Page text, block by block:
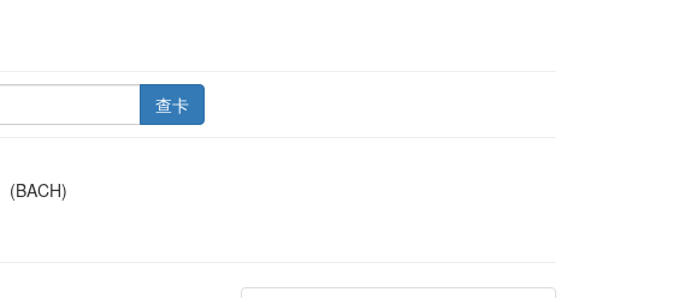
查卡
(BACH)